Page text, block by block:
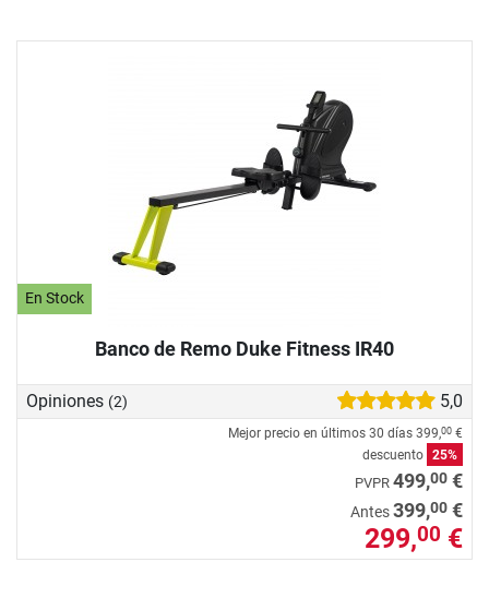
En Stock
Banco de Remo Duke Fitness IR40
Opiniones (2) 5,0
Mejor precio en últimos 30 días 399,00 €
descuento 25%
PVPR 499,00 €
Antes399,00 €
299,00 €